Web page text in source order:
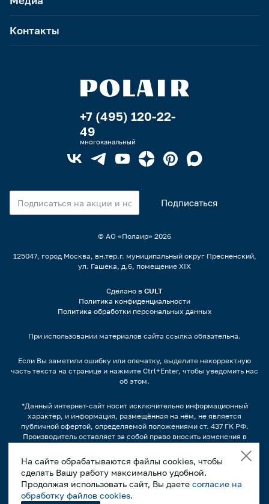
Контакты
+7 (495) 120-22-
49
многоканальный
© АО «Полаир» 2026
125047, город Москва, вн.тер.г. муниципальный округ Пресненский,
ул. Гашека, д.6, помещение XIX
Сделано в CULT
Политика конфиденциальности
Политика обработки персональных данных
При использовании материалов сайта ссылка обязательна.
Если Вы заметили ошибку или опечатку, выделите некорректную
часть текста на странице и нажмите Ctrl+Enter, чтобы уведомить нас
об этом.
*Данный интернет-сайт носит исключительно информационный
характер, и информация, размещённая на нём, не является
публичной офертой, определяемой положениями ст. 437 ГК РФ.
Производитель оставляет за собой право вносить изменения в
предварительного уведомления.
Изображения продукции, а также, варианты наполнения
продуктами/напитками и другим содержимым может отличаться от
фактического вида. Интерьерные иллюстрации и примеры
На сайте обрабатываются файлы cookies, чтобы
сделать Вашу работу максимально удобной.
Продолжая использовать сайт, Вы даете согласие на
обработку файлов cookies.